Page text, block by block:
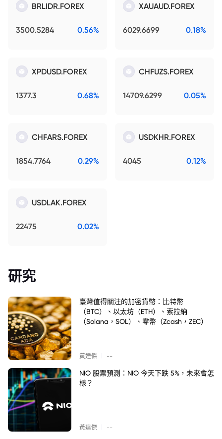
BRLIDR.FOREX
3500.5284 0.56%
XAUAUD.FOREX
6029.6699 0.18%
XPDUSD.FOREX
1377.3 0.68%
CHFUZS.FOREX
14709.6299 0.05%
CHFARS.FOREX
1854.7764 0.29%
USDKHR.FOREX
4045 0.12%
USDLAK.FOREX
22475 0.02%
研究
臺灣值得關注的加密貨幣：比特幣
（BTC）、以太坊（ETH）、索拉納
（Solana，SOL）、零幣（Zcash，ZEC）
黃達傑 --
NIO 股票預測：NIO 今天下跌 5%，未來會怎
樣？
黃達傑 --